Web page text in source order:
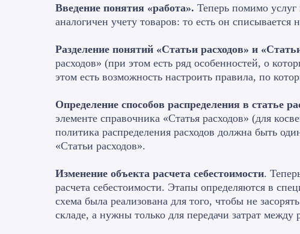
Введение понятия «работа». Теперь помимо услуг
аналогичен учету товаров: то есть он
Разделение понятий «Статьи расходов» и
расходов» (при этом есть ряд особенностей, о
этом есть возможность настроить правила, по
Определение способов распределения в статье
элементе справочника «Статья расходов» (для
политика распределения расходов должна быть
«Статьи расходов».
Изменение объекта расчета себестоимости.
расчета себестоимости. Этапы определяются в
схема была реализована для того, чтобы не
складе, а нужны только для передачи затрат